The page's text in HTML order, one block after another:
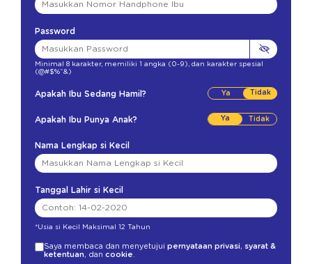
Password
Minimal 8 karakter, memiliki 1 angka (0-9) dan karakter spesial
(@#$%^&)
Apakah Ibu Sedang Hamil? Tidak
Apakah Ibu Punya Anak? Ya
Nama Lengkap si Kecil
Tanggal Lahir si Kecil
*Usia si Kecil Maksimal 12 Tahun
Saya membaca dan menyetujui pernyataan privasi, syarat &
ketentuan, dan cookie